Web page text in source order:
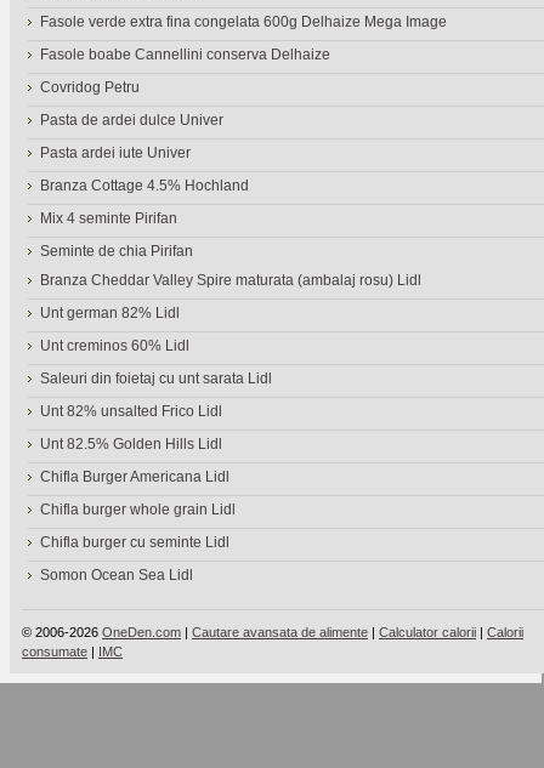
Fasole verde extra fina congelata 600g Delhaize Mega Image
Fasole boabe Cannellini conserva Delhaize
Covridog Petru
Pasta de ardei dulce Univer
Pasta ardei iute Univer
Branza Cottage 4.5% Hochland
Mix 4 seminte Pirifan
Seminte de chia Pirifan
Branza Cheddar Valley Spire maturata (ambalaj rosu) Lidl
Unt german 82% Lidl
Unt creminos 60% Lidl
Saleuri din foietaj cu unt sarata Lidl
Unt 82% unsalted Frico Lidl
Unt 82.5% Golden Hills Lidl
Chifla Burger Americana Lidl
Chifla burger whole grain Lidl
Chifla burger cu seminte Lidl
Somon Ocean Sea Lidl
© 2006-2026 OneDen.com | Cautare avansata de alimente | Calculator calorii | Calorii
consumate | IMC